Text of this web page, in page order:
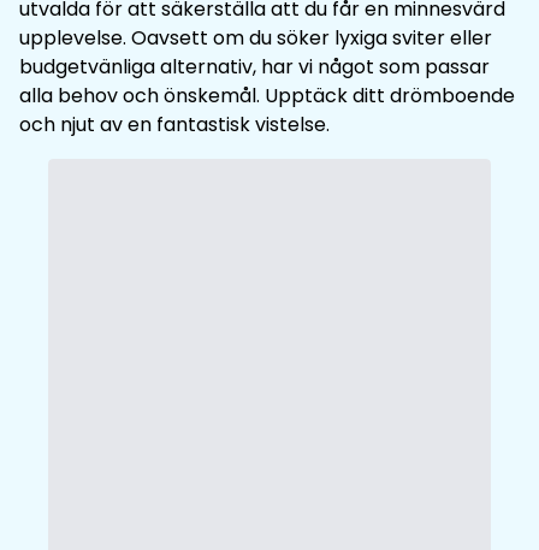
utvalda för att säkerställa att du får en minnesvärd
upplevelse. Oavsett om du söker lyxiga sviter eller
budgetvänliga alternativ, har vi något som passar
alla behov och önskemål. Upptäck ditt drömboende
och njut av en fantastisk vistelse.